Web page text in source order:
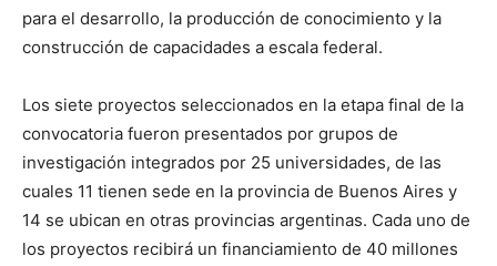
para el desarrollo, la producción de conocimiento y la
construcción de capacidades a escala federal.
Los siete proyectos seleccionados en la etapa final de la
convocatoria fueron presentados por grupos de
investigación integrados por 25 universidades, de las
cuales 11 tienen sede en la provincia de Buenos Aires y
14 se ubican en otras provincias argentinas. Cada uno de
los proyectos recibirá un financiamiento de 40 millones